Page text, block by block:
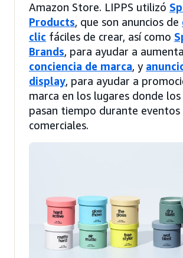
Amazon Store. LIPPS utilizó
Products, que son anuncios de
clic fáciles de crear, así como
Brands, para ayudar a
conciencia de marca, y
display, para ayudar a
marca en los lugares donde
pasan tiempo durante eventos
comerciales.